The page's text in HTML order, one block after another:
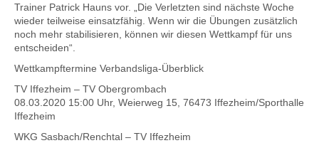
Trainer Patrick Hauns vor. „Die Verletzten sind nächste Woche
wieder teilweise einsatzfähig. Wenn wir die Übungen zusätzlich
noch mehr stabilisieren, können wir diesen Wettkampf für uns
entscheiden“.
Wettkampftermine Verbandsliga-Überblick
TV Iffezheim – TV Obergrombach
08.03.2020 15:00 Uhr, Weierweg 15, 76473 Iffezheim/Sporthalle
Iffezheim
WKG Sasbach/Renchtal – TV Iffezheim